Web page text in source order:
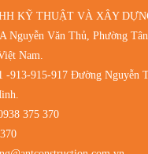
KỸ THUẬT VÀ XÂY
Nguyễn Văn Thủ, Phường
Nam.
-913-915-917 Đường Nguyễn
375 370